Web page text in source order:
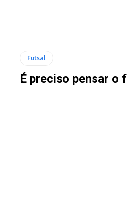
Futsal
É preciso pensar o